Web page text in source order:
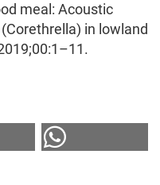
meal: Acoustic
in lowland